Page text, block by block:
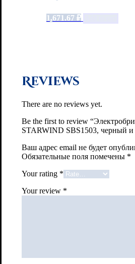
1,671.67 ₽
Reviews
There are no reviews yet.
Be the first to review
STARWIND SBS1503, черный
Ваш адрес email не будет
Обязательные поля помечены *
Your rating *
Your review *